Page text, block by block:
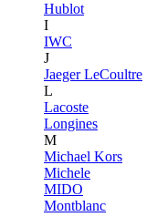
Hublot
I
IWC
J
Jaeger LeCoultre
L
Lacoste
Longines
M
Michael Kors
Michele
MIDO
Montblanc